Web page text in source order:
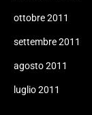
ottobre 2011
settembre 2011
agosto 2011
luglio 2011